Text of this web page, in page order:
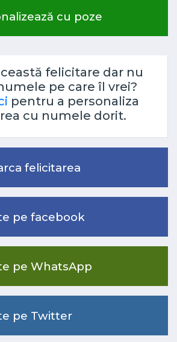
cu poze
felicitare dar nu
pe care îl vrei?
pentru a personaliza
cu numele dorit.
felicitarea
pe facebook
pe WhatsApp
pe Twitter